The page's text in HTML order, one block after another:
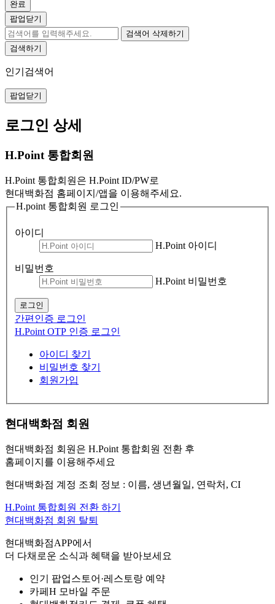
완료
팝업닫기
검색어 삭제하기
검색하기
인기검색어
팝업닫기
로그인 상세
H.Point 통합회원
H.Point 통합회원은 H.Point ID/PW로
현대백화점 홈페이지/앱을 이용해주세요.
H.point 통합회원 로그인
아이디
H.Point 아이디
비밀번호
H.Point 비밀번호
로그인
간편인증 로그인
H.Point OTP 인증 로그인
아이디 찾기
비밀번호 찾기
회원가입
현대백화점 회원
현대백화점 회원은 H.Point 통합회원 전환 후
홈페이지를 이용해주세요
현대백화점 계정 조회 정보 : 이름, 생년월일, 연락처, CI
H.Point 통합회원 전환 하기
현대백화점 회원 탈퇴
현대백화점APP에서
더 다채로운 소식과 혜택을 받아보세요
인기 팝업스토어·레스토랑 예약
카페H 모바일 주문